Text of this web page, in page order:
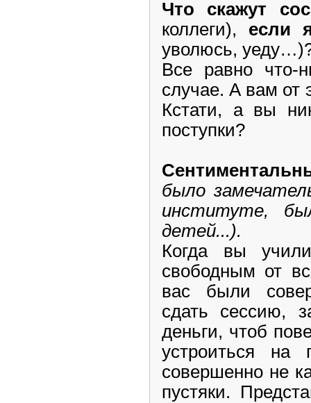
Что скажут
коллеги), если
уволюсь,
Все равно что-
случае. А вам от
Кстати, а вы
поступки?
было
институте,
детей...).
Когда вы
свободным от
вас были
сдать сессию,
деньги, чтоб
устроиться
совершенно не
пустяки.